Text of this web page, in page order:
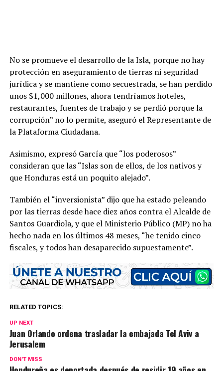
No se promueve el desarrollo de la Isla, porque no hay
protección en aseguramiento de tierras ni seguridad
jurídica y se mantiene como secuestrada, se han perdido
unos $1,000 millones, ahora tendríamos hoteles,
restaurantes, fuentes de trabajo y se perdió porque la
corrupción” no lo permite, aseguró el Representante de
la Plataforma Ciudadana.
Asimismo, expresó García que “los poderosos”
consideran que las “Islas son de ellos, de los nativos y
que Honduras está un poquito alejado”.
También el “inversionista” dijo que ha estado peleando
por las tierras desde hace diez años contra el Alcalde de
Santos Guardiola, y que el Ministerio Público (MP) no ha
hecho nada en los últimos 48 meses, “he tenido cinco
fiscales, y todos han desaparecido supuestamente”.
RELATED TOPICS:
UP NEXT
Juan Orlando ordena trasladar la embajada Tel Aviv a
Jerusalem
DON'T MISS